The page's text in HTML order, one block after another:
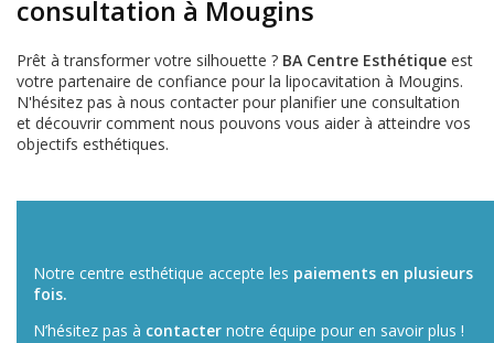
consultation à Mougins
Prêt à transformer votre silhouette ? BA Centre Esthétique est
votre partenaire de confiance pour la lipocavitation à Mougins.
N'hésitez pas à nous contacter pour planifier une consultation
et découvrir comment nous pouvons vous aider à atteindre vos
objectifs esthétiques.
Notre centre esthétique accepte les paiements en plusieurs
fois.
N’hésitez pas à contacter notre équipe pour en savoir plus !